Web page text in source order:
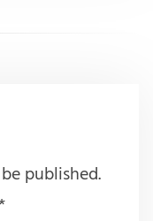
published.